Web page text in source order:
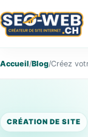
Accueil/Blog/
CRÉATION DE SITE